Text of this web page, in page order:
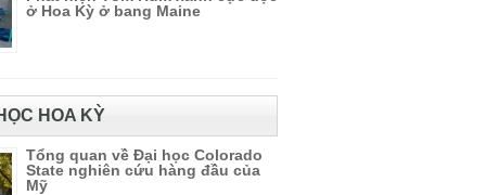
ở Hoa Kỳ ở bang Maine
HOA KỲ
Tổng quan về Đại học Colorado
State nghiên cứu hàng đầu của
Mỹ